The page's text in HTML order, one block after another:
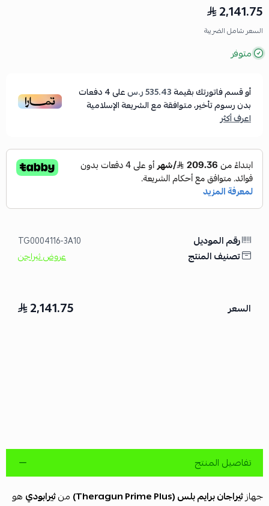
2,141.75
السعر شامل الضريبة
متوفر
أو قسم فاتورتك بقيمة535.43 ر.س على4دفعات
بدون رسوم تأخير، متوافقة مع الشريعة الإسلامية
اعرف أكثر
رقم الموديل TG0004116-3A10
تصنيف المنتج عروض ثيراجن
السعر 2,141.75
تفاصيل المنتج
جهازثيراجان برايم بلس (Theragun Prime Plus) منثيرابودي هو